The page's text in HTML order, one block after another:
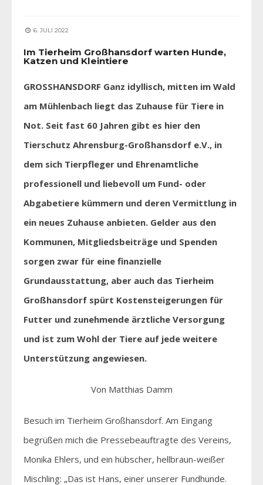
6. JULI 2022
Im Tierheim Großhansdorf warten Hunde,
Katzen und Kleintiere
GROSSHANSDORF Ganz idyllisch, mitten im Wald
am Mühlenbach liegt das Zuhause für Tiere in
Not. Seit fast 60 Jahren gibt es hier den
Tierschutz Ahrensburg-Großhansdorf e.V., in
dem sich Tierpfleger und Ehrenamtliche
professionell und liebevoll um Fund- oder
Abgabetiere kümmern und deren Vermittlung in
ein neues Zuhause anbieten. Gelder aus den
Kommunen, Mitgliedsbeiträge und Spenden
sorgen zwar für eine finanzielle
Grundausstattung, aber auch das Tierheim
Großhansdorf spürt Kostensteigerungen für
Futter und zunehmende ärztliche Versorgung
und ist zum Wohl der Tiere auf jede weitere
Unterstützung angewiesen.
Von Matthias Damm
Besuch im Tierheim Großhansdorf. Am Eingang
begrüßen mich die Pressebeauftragte des Vereins,
Monika Ehlers, und ein hübscher, hellbraun-weißer
Mischling: „Das ist Hans, einer unserer Fundhunde.